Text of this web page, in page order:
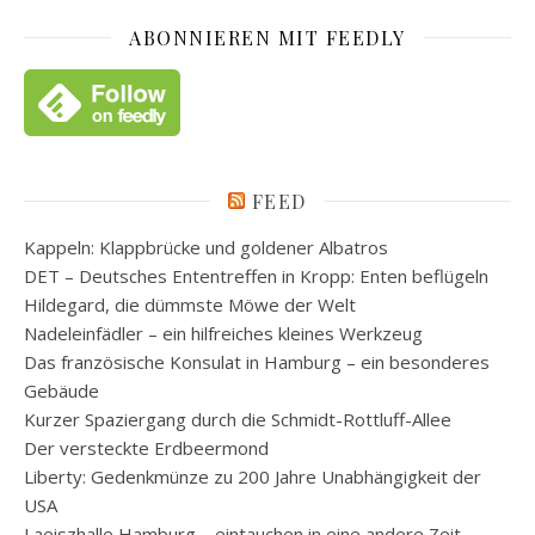
ABONNIEREN MIT FEEDLY
FEED
Kappeln: Klappbrücke und goldener Albatros
DET – Deutsches Ententreffen in Kropp: Enten beflügeln
Hildegard, die dümmste Möwe der Welt
Nadeleinfädler – ein hilfreiches kleines Werkzeug
Das französische Konsulat in Hamburg – ein besonderes
Gebäude
Kurzer Spaziergang durch die Schmidt-Rottluff-Allee
Der versteckte Erdbeermond
Liberty: Gedenkmünze zu 200 Jahre Unabhängigkeit der
USA